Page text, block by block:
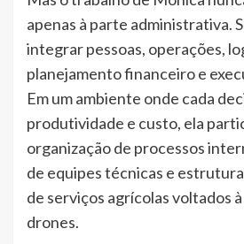
apenas à parte administrativa.
integrar pessoas, operações,
planejamento financeiro e
Em um ambiente onde cada
produtividade e custo, ela
organização de processos
de equipes técnicas e
de serviços agrícolas voltados
drones.